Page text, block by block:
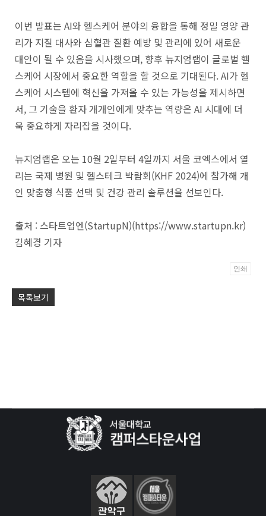
이번 발표는 AI와 헬스케어 분야의 융합을 통해 정밀 영양 관
리가 지질 대사와 심혈관 질환 예방 및 관리에 있어 새로운
대안이 될 수 있음을 시사했으며, 향후 뉴지엄랩이 글로벌 헬
스케어 시장에서 중요한 역할을 할 것으로 기대된다. AI가 헬
스케어 시스템에 혁신을 가져올 수 있는 가능성을 제시하면
서, 그 기술을 환자 개개인에게 맞추는 역량은 AI 시대에 더
욱 중요하게 자리잡을 것이다.
뉴지엄랩은 오는 10월 2일부터 4일까지 서울 코엑스에서 열
리는 국제 병원 및 헬스테크 박람회(KHF 2024)에 참가해 개
인 맞춤형 식품 선택 및 건강 관리 솔루션을 선보인다.
출처 : 스타트업엔(StartupN)(https://www.startupn.kr)
김혜경 기자
인쇄
목록보기